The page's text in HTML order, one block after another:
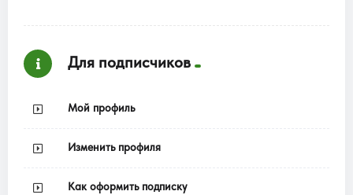
Для подписчиков
Мой профиль
Изменить профиля
Как оформить подписку